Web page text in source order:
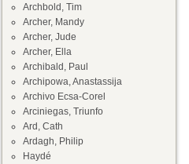
Archbold, Tim
Archer, Mandy
Archer, Jude
Archer, Ella
Archibald, Paul
Archipowa, Anastassija
Archivo Ecsa-Corel
Arciniegas, Triunfo
Ard, Cath
Ardagh, Philip
Haydé